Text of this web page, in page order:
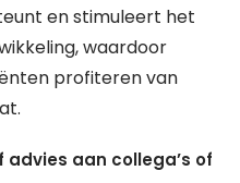
en stimuleert het
waardoor
profiteren van
aan collega’s of